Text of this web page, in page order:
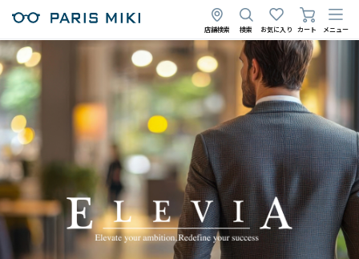
店舗検索 検索 お気に入り カート メニュー